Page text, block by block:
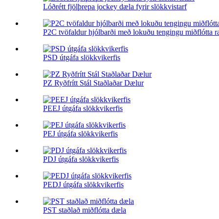
Lóðrétt fjölþrepa jockey dæla fyrir slökkvistarf
P2C tvöfaldur hjólbarði með lokuðu tengingu miðflótta
PSD útgáfa slökkvikerfis
PZ Ryðfrítt Stál Staðlaðar Dælur
PEEJ útgáfa slökkvikerfis
PEJ útgáfa slökkvikerfis
PDJ útgáfa slökkvikerfis
PEDJ útgáfa slökkvikerfis
PST staðlað miðflótta dæla